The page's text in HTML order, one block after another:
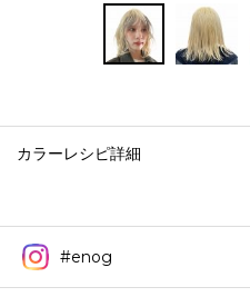
カラーレシピ詳細
#enog